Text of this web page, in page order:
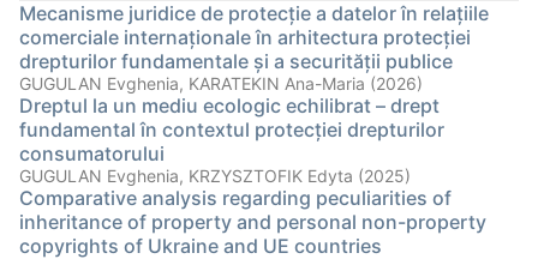
Mecanisme juridice de protecție a datelor în relațiile
comerciale internaționale în arhitectura protecției
drepturilor fundamentale și a securității publice
GUGULAN Evghenia, KARATEKIN Ana-Maria (2026)
Dreptul la un mediu ecologic echilibrat – drept
fundamental în contextul protecției drepturilor
consumatorului
GUGULAN Evghenia, KRZYSZTOFIK Edyta (2025)
Comparative analysis regarding peculiarities of
inheritance of property and personal non-property
copyrights of Ukraine and UE countries